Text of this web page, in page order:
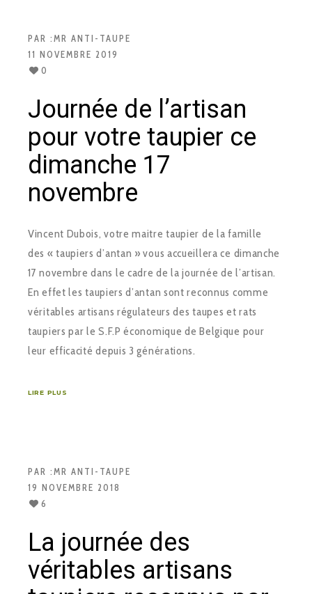
PAR :MR ANTI-TAUPE
11 NOVEMBRE 2019
0
Journée de l’artisan
pour votre taupier ce
dimanche 17
novembre
Vincent Dubois, votre maitre taupier de la famille
des « taupiers d’antan » vous accueillera ce dimanche
17 novembre dans le cadre de la journée de l’artisan.
En effet les taupiers d’antan sont reconnus comme
véritables artisans régulateurs des taupes et rats
taupiers par le S.F.P économique de Belgique pour
leur efficacité depuis 3 générations.
LIRE PLUS
PAR :MR ANTI-TAUPE
19 NOVEMBRE 2018
6
La journée des
véritables artisans